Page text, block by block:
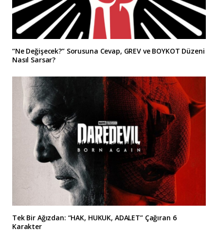
“Ne Değişecek?” Sorusuna Cevap, GREV ve BOYKOT Düzeni
Nasıl Sarsar?
Tek Bir Ağızdan: “HAK, HUKUK, ADALET” Çağıran 6
Karakter